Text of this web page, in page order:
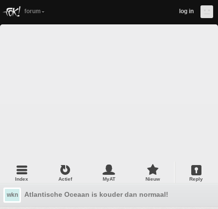
forum log in
Index Actief MyAT Nieuw Reply
wkn Atlantische Oceaan is kouder dan normaal!